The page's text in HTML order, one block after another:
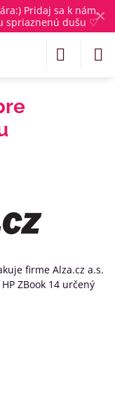
✕
:) Pridaj sa k nám,
spriaznenú dušu ♡
firme Alza.cz a.s.
ZBook 14 určený